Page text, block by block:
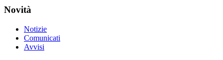
Novità
Notizie
Comunicati
Avvisi